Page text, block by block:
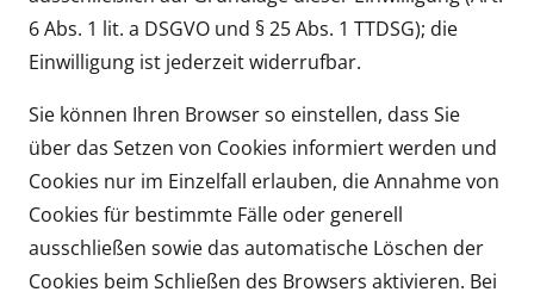
6 Abs. 1 lit. a DSGVO und § 25 Abs. 1 TTDSG); die
Einwilligung ist jederzeit widerrufbar.
Sie können Ihren Browser so einstellen, dass Sie
über das Setzen von Cookies informiert werden und
Cookies nur im Einzelfall erlauben, die Annahme von
Cookies für bestimmte Fälle oder generell
ausschließen sowie das automatische Löschen der
Cookies beim Schließen des Browsers aktivieren. Bei